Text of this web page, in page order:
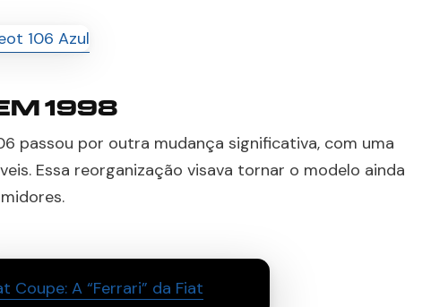
1998
passou por outra mudança significativa, com uma
Essa reorganização visava tornar o modelo ainda
Coupe: A “Ferrari” da Fiat